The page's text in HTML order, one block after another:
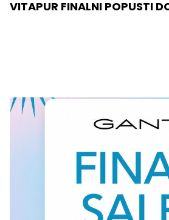
VITAPUR FINALNI POPUSTI